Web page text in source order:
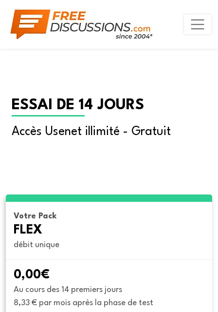
ESSAI DE 14 JOURS
Accès Usenet illimité - Gratuit
Votre Pack
FLEX
débit unique
0,00€
Au cours des 14 premiers jours
8,33 € par mois après la phase de test